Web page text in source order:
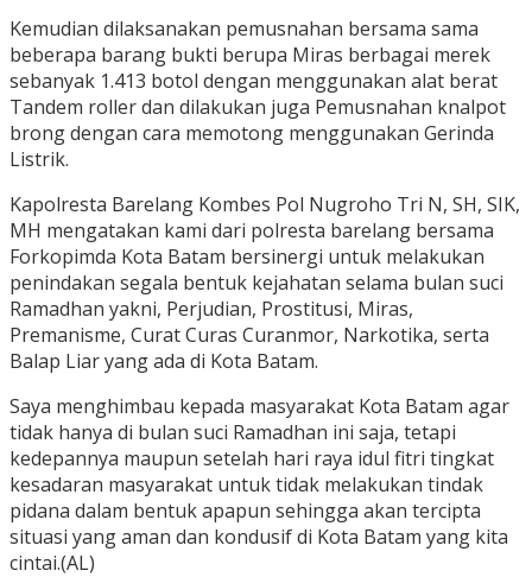
Kemudian dilaksanakan pemusnahan bersama sama
beberapa barang bukti berupa Miras berbagai merek
sebanyak 1.413 botol dengan menggunakan alat berat
Tandem roller dan dilakukan juga Pemusnahan knalpot
brong dengan cara memotong menggunakan Gerinda
Listrik.
Kapolresta Barelang Kombes Pol Nugroho Tri N, SH, SIK,
MH mengatakan kami dari polresta barelang bersama
Forkopimda Kota Batam bersinergi untuk melakukan
penindakan segala bentuk kejahatan selama bulan suci
Ramadhan yakni, Perjudian, Prostitusi, Miras,
Premanisme, Curat Curas Curanmor, Narkotika, serta
Balap Liar yang ada di Kota Batam.
Saya menghimbau kepada masyarakat Kota Batam agar
tidak hanya di bulan suci Ramadhan ini saja, tetapi
kedepannya maupun setelah hari raya idul fitri tingkat
kesadaran masyarakat untuk tidak melakukan tindak
pidana dalam bentuk apapun sehingga akan tercipta
situasi yang aman dan kondusif di Kota Batam yang kita
cintai.(AL)